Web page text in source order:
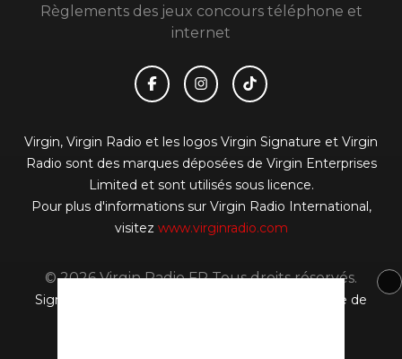
Règlements des jeux concours téléphone et
internet
Virgin, Virgin Radio et les logos Virgin Signature et Virgin
Radio sont des marques déposées de Virgin Enterprises
Limited et sont utilisés sous licence.
Pour plus d'informations sur Virgin Radio International,
visitez www.virginradio.com
© 2026 Virgin Radio FR Tous droits réservés.
Signaler un contenu
Politique de